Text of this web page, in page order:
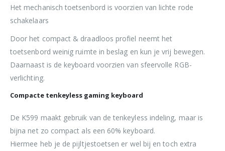
Het mechanisch toetsenbord is voorzien van lichte rode
schakelaars
Door het compact & draadloos profiel neemt het
toetsenbord weinig ruimte in beslag en kun je vrij bewegen.
Daarnaast is de keyboard voorzien van sfeervolle RGB-
verlichting.
Compacte tenkeyless gaming keyboard
De K599 maakt gebruik van de tenkeyless indeling, maar is
bijna net zo compact als een 60% keyboard.
Hiermee heb je de pijltjestoetsen er wel bij en toch extra